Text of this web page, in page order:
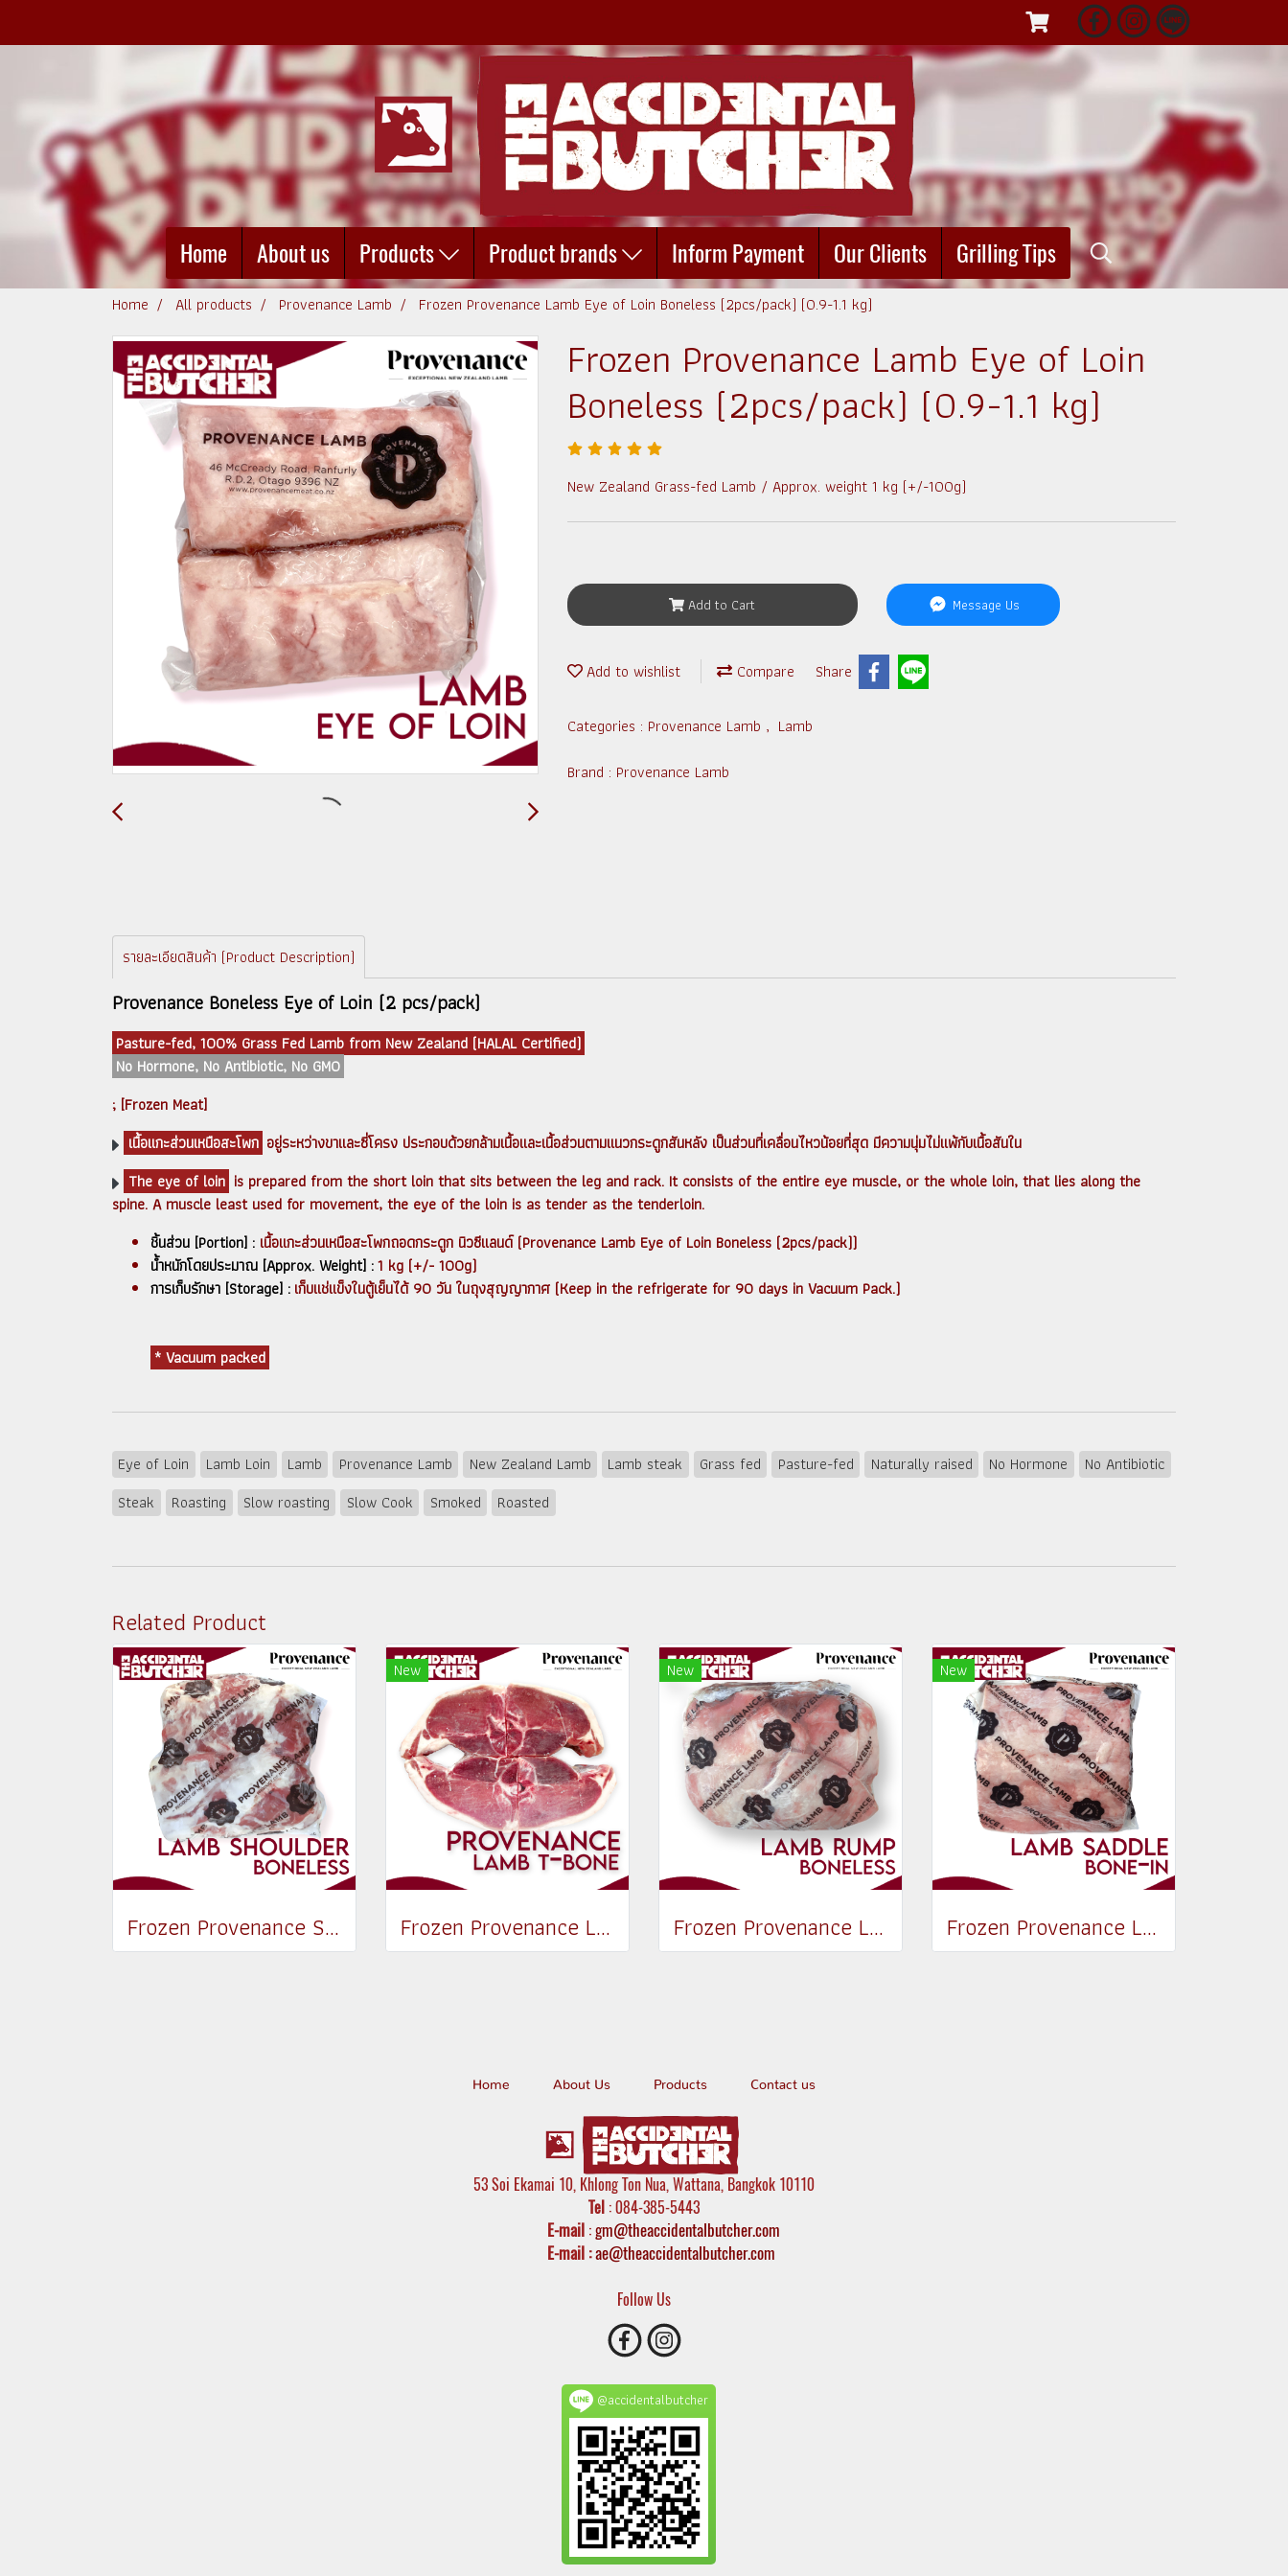
Home About us Products Product brands Inform Payment Our Clients Grilling Tips
Home All products Provenance Lamb Frozen Provenance Lamb Eye of Loin Boneless (2pcs/pack) (0.9-1.1 kg)
Frozen Provenance Lamb Eye of Loin
Boneless (2pcs/pack) (0.9-1.1 kg)
New Zealand Grass-fed Lamb / Approx. weight 1 kg (+/-100g)
Add to Cart Message Us
Add to wishlist Compare Share
Categories : Provenance Lamb , Lamb
Brand : Provenance Lamb
รายละเอียดสินค้า (Product Description)
Provenance Boneless Eye of Loin (2 pcs/pack)
Pasture-fed, 100% Grass Fed Lamb from New Zealand (HALAL Certified)
No Hormone, No Antibiotic, No GMO
; [Frozen Meat]
เนื้อแกะส่วนเหนือสะโพก อยู่ระหว่างขาและซี่โครง ประกอบด้วยกล้ามเนื้อและเนื้อส่วนตามแนวกระดูกสันหลัง เป็นส่วนที่เคลื่อนไหวน้อยที่สุด มีความนุ่มไม่แพ้กับเนื้อสันใน
The eye of loin is prepared from the short loin that sits between the leg and rack. It consists of the entire eye muscle, or the whole loin, that lies along the
spine. A muscle least used for movement, the eye of the loin is as tender as the tenderloin.
ชิ้นส่วน [Portion] : เนื้อแกะส่วนเหนือสะโพกถอดกระดูก นิวซีแลนด์ (Provenance Lamb Eye of Loin Boneless (2pcs/pack))
น้ำหนักโดยประมาณ [Approx. Weight] :1 kg (+/- 100g)
การเก็บรักษา [Storage] : เก็บแช่แข็งในตู้เย็นได้ 90 วัน ในถุงสุญญากาศ (Keep in the refrigerate for 90 days in Vacuum Pack.)
* Vacuum packed
Eye of Loin Lamb Loin Lamb Provenance Lamb New Zealand Lamb Lamb steak Grass fed Pasture-fed Naturally raised No Hormone
No Antibiotic
Steak
Roasting Slow roasting Slow Cook Smoked Roasted
Related Product
Frozen Provenance Shoulder Boneless (2pcs/pack) (1.2-1.4 kg)
New
Frozen Provenance Lamb Shortloin (T-Bone) (1 inch thickness ; 4 pcs/pack)
New
Frozen Provenance Lamb Rump Boneless (4pcs/pack) (1.3-1.7 kg)
New
Frozen Provenance Lamb Saddle Bone-in (Whole) (1-1.2kg)
Home About Us Products Contact us
53 Soi Ekamai 10, Khlong Ton Nua, Wattana, Bangkok 10110
Tel : 084-385-5443
E-mail:gm@theaccidentalbutcher.com
E-mail :ae@theaccidentalbutcher.com
Follow Us
@accidentalbutcher